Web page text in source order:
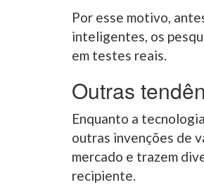
Por esse motivo,
inteligentes, os
em testes reais.
Outras
Enquanto a
outras invenções de
mercado e trazem
recipiente.